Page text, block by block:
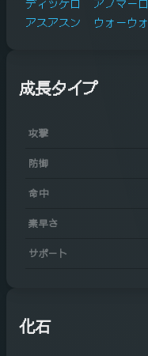
アスアスン
ウォーウォ
成長タイプ
攻撃
防御
命中
素早さ
サポート
化石